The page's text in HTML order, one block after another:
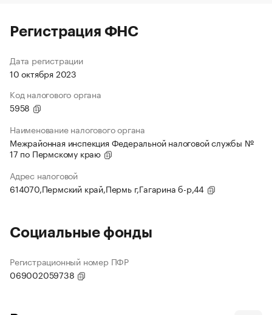
Регистрация ФНС
Дата регистрации
10 октября 2023
Код налогового органа
5958
Наименование налогового органа
Межрайонная инспекция Федеральной налоговой службы №
17 по Пермскому краю
Адрес налоговой
614070,Пермский край,Пермь г,Гагарина б-р,44
Социальные фонды
Регистрационный номер ПФР
069002059738